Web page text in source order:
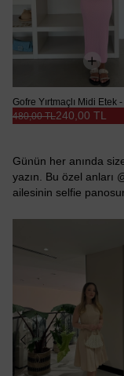
Gofre Yırtmaçlı Midi Etek
240,00 TL
480,00 TL
Günün her anında
yazın. Bu özel anları
ailesinin selfie